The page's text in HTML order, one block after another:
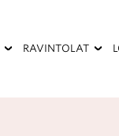
RAVINTOLAT